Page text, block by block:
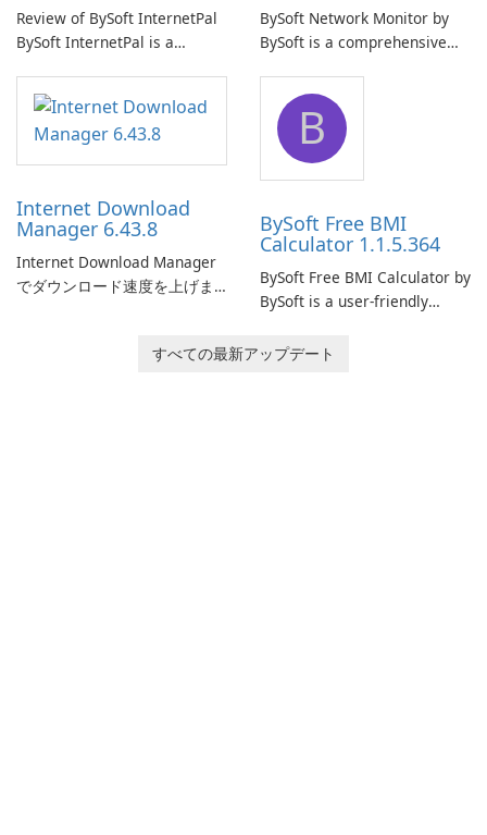
Review of BySoft InternetPal
BySoft InternetPal is a
application designed to
monitor your internet
connection and provide real-
time insights into its
BySoft Network Monitor by
BySoft is a comprehensive
designed to help businesses
effectively manage their
network infrastructure.
Internet Download
Manager 6.43.8
Internet Download Manager
でダウンロード速度を上げま
B
BySoft Free BMI
Calculator 1.1.5.364
BySoft Free BMI Calculator by
BySoft is a user-friendly
designed to help you
すべての最新アップデート